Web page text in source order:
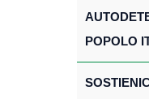
POPOLO